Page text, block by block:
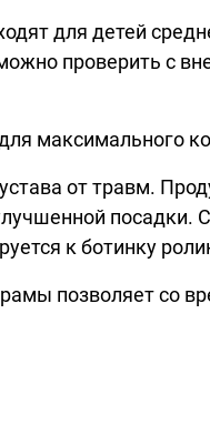
для детей
проверить с
максимального
от травм.
посадки.
к ботинку
позволяет со